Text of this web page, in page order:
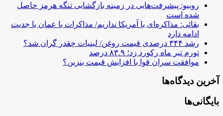
روبیو: پیشرفت‌هایی در زمینه بازگشایی تنگه هرمز حاصل
شده است
بقائی: مذاکره‌ای با آمریکا نداریم/ مذاکرات با عمان با جدیت
ادامه دارد
رشد ۳۴۴ درصدی قیمت روغن/ لبنیات چقدر گران شد؟
تورم تیر ماه رکورد زد؛ ۸۳.۹ درصد
موافقت سران قوا با افزایش قیمت بنزین؟
آخرین دیدگاه‌ها
بایگانی‌ها